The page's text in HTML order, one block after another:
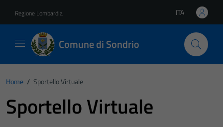
Regione Lombardia Lingua attiva:
ITA
Comune di Sondrio
Home / Sportello Virtuale
Sportello Virtuale